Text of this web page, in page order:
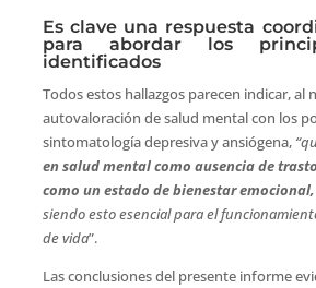
Es clave una respuesta
para abordar los
identificados
Todos estos hallazgos parecen indicar, al
autovaloración de salud mental con los
sintomatología depresiva y ansiógena,
en salud mental como ausencia de
como un estado de bienestar
siendo esto esencial para el
de vida”.
Las conclusiones del presente informe